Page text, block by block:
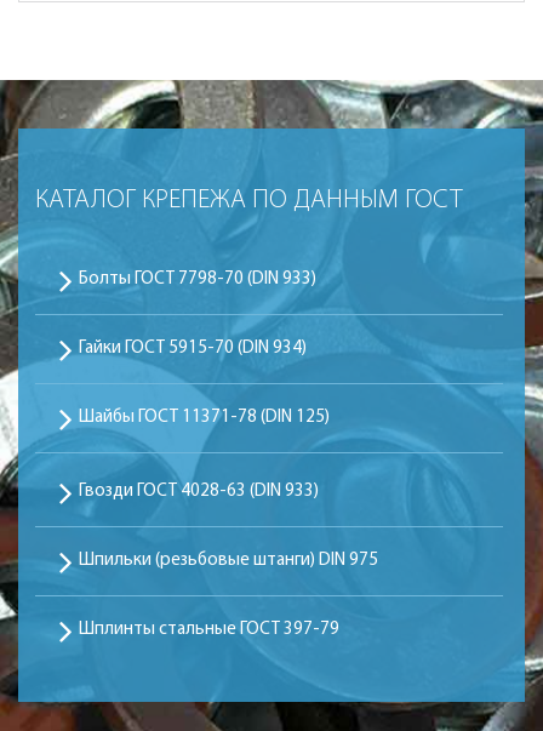
КАТАЛОГ КРЕПЕЖА ПО ДАННЫМ ГОСТ
Болты ГОСТ 7798-70 (DIN 933)
Гайки ГОСТ 5915-70 (DIN 934)
Шайбы ГОСТ 11371-78 (DIN 125)
Гвозди ГОСТ 4028-63 (DIN 933)
Шпильки (резьбовые штанги) DIN 975
Шплинты стальные ГОСТ 397-79